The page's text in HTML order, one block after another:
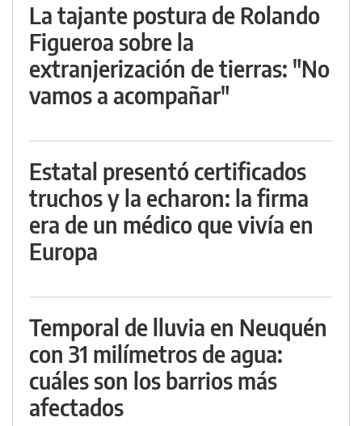
La tajante postura de Rolando
Figueroa sobre la
extranjerización de tierras: "No
vamos a acompañar"
Estatal presentó certificados
truchos y la echaron: la firma
era de un médico que vivía en
Europa
Temporal de lluvia en Neuquén
con 31 milímetros de agua:
cuáles son los barrios más
afectados